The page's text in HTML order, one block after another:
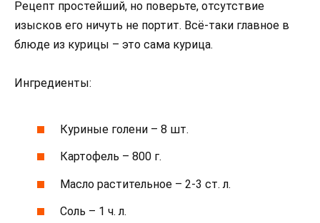
Рецепт простейший, но поверьте, отсутствие
изысков его ничуть не портит. Всё-таки главное в
блюде из курицы – это сама курица.
Ингредиенты:
Куриные голени – 8 шт.
Картофель – 800 г.
Масло растительное – 2-3 ст. л.
Соль – 1 ч. л.